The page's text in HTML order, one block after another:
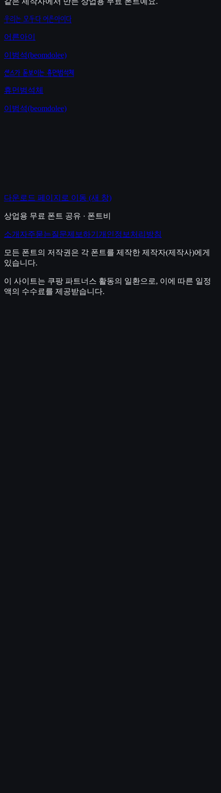
우리는 모두다 어른아이다
어른아이
이범석(beomdolee)
센스가 돋보이는 휴먼범석체
휴먼범석체
이범석(beomdolee)
다운로드 페이지로 이동 (새 창)
상업용 무료 폰트 공유 · 폰트비
소개 자주묻는질문제보하기 개인정보처리방침
모든 폰트의 저작권은 각 폰트를 제작한 제작자(제작사)에게
있습니다.
이 사이트는 쿠팡 파트너스 활동의 일환으로, 이에 따른 일정
액의 수수료를 제공받습니다.